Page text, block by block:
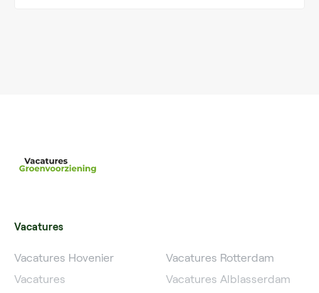
Vacatures
Vacatures Hovenier
Vacatures
Vacatures Rotterdam
Vacatures Alblasserdam